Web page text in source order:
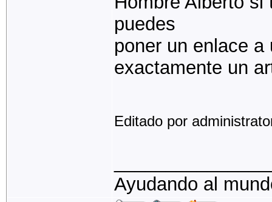
puedes
poner un enlace
exactamente un
Editado por
Ayudando al